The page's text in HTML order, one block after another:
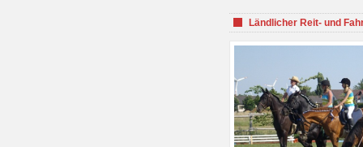
Ländlicher Reit- und